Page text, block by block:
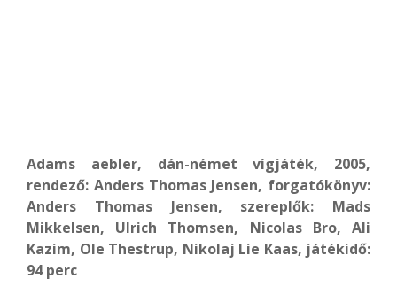
Adams aebler, dán-német vígjáték, 2005,
rendező: Anders Thomas Jensen, forgatókönyv:
Anders Thomas Jensen, szereplők: Mads
Mikkelsen, Ulrich Thomsen, Nicolas Bro, Ali
Kazim, Ole Thestrup, Nikolaj Lie Kaas, játékidő:
94 perc